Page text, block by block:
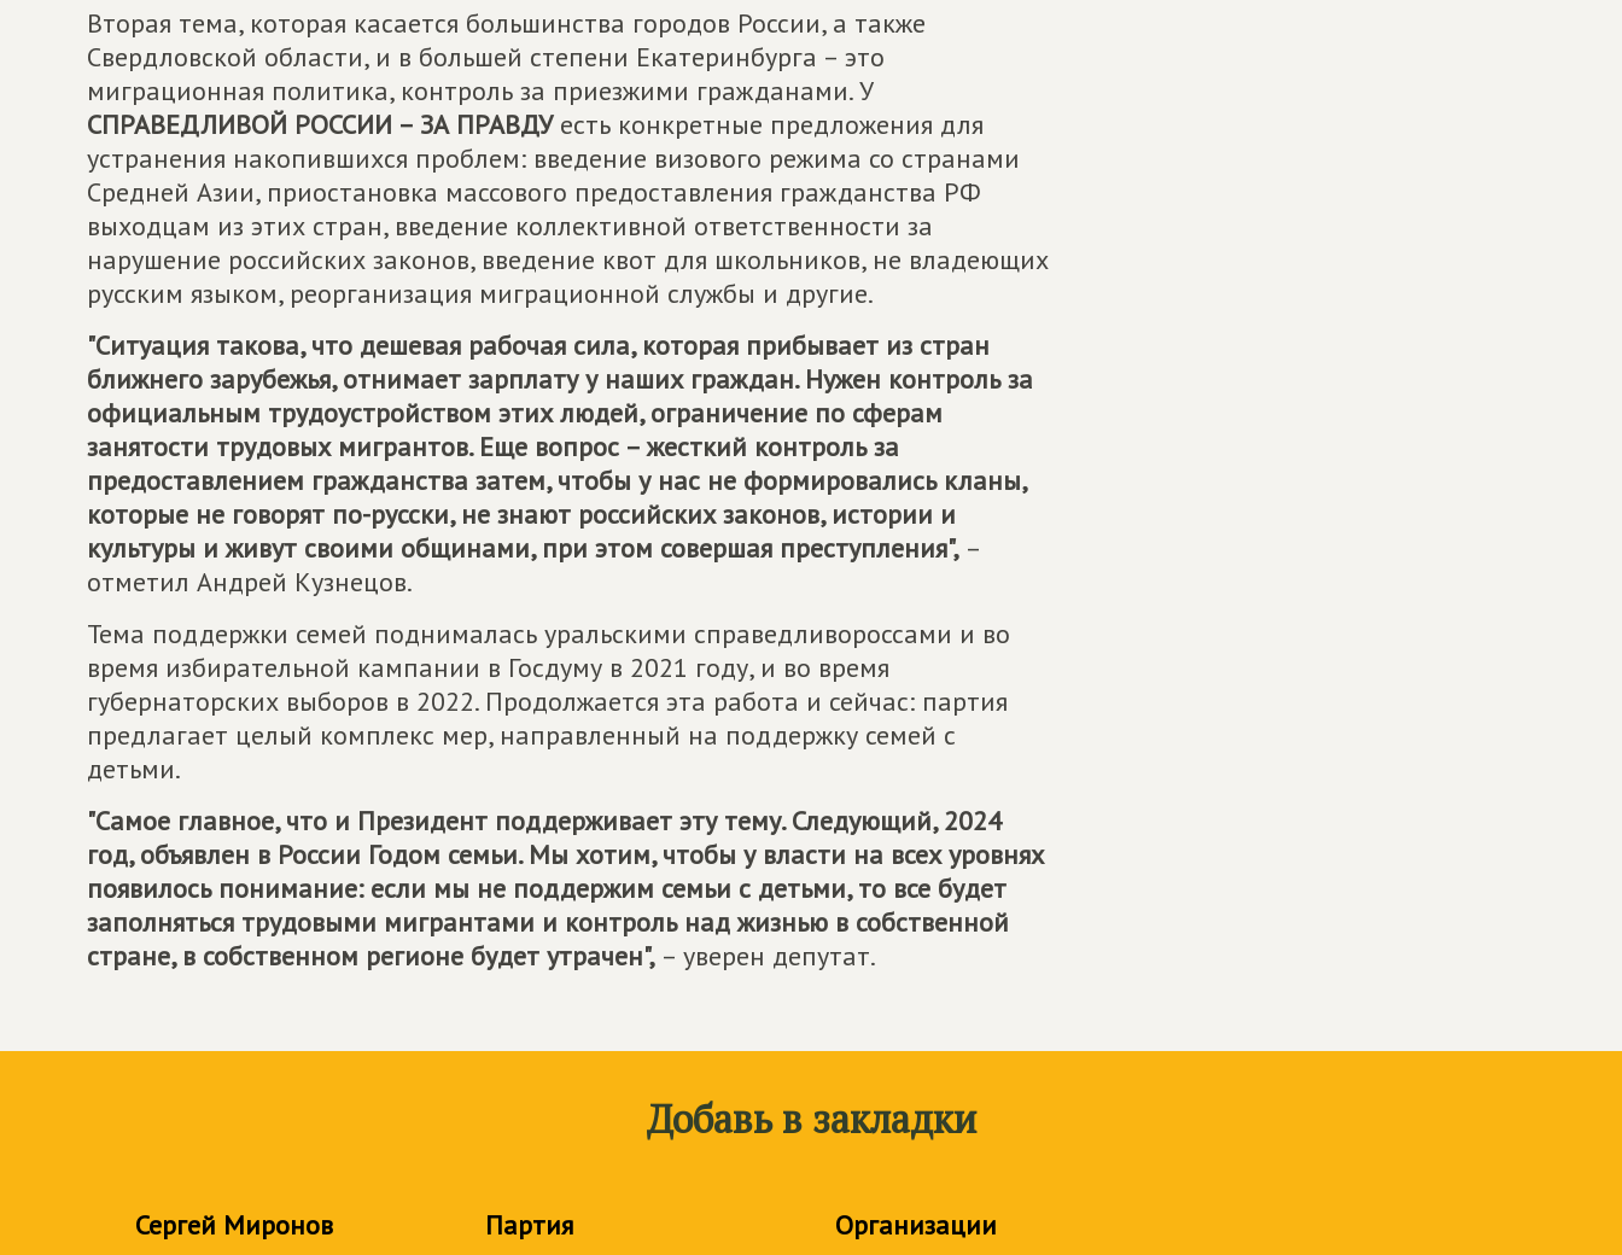
Вторая тема, которая касается большинства городов России, а также
Свердловской области, и в большей степени Екатеринбурга – это
миграционная политика, контроль за приезжими гражданами. У
СПРАВЕДЛИВОЙ РОССИИ – ЗА ПРАВДУесть конкретные предложения для
устранения накопившихся проблем: введение визового режима со странами
Средней Азии, приостановка массового предоставления гражданства РФ
выходцам из этих стран, введение коллективной ответственности за
нарушение российских законов, введение квот для школьников, не владеющих
русским языком, реорганизация миграционной службы и другие.
"Ситуация такова, что дешевая рабочая сила, которая прибывает из стран
ближнего зарубежья, отнимает зарплату у наших граждан. Нужен контроль за
официальным трудоустройством этих людей, ограничение по сферам
занятости трудовых мигрантов. Еще вопрос – жесткий контроль за
предоставлением гражданства затем, чтобы у нас не формировались кланы,
которые не говорят по-русски, не знают российских законов, истории и
культуры и живут своими общинами, при этом совершая преступления", –
отметил Андрей Кузнецов.
Тема поддержки семей поднималась уральскими справедливороссами и во
время избирательной кампании в Госдуму в 2021 году, и во время
губернаторских выборов в 2022. Продолжается эта работа и сейчас: партия
предлагает целый комплекс мер, направленный на поддержку семей с
детьми.
"Самое главное, что и Президент поддерживает эту тему. Следующий, 2024
год, объявлен в России Годом семьи. Мы хотим, чтобы у власти на всех уровнях
появилось понимание: если мы не поддержим семьи с детьми, то все будет
заполняться трудовыми мигрантами и контроль над жизнью в собственной
стране, в собственном регионе будет утрачен", – уверен депутат.
Добавь в закладки
Сергей Миронов Партия Организации